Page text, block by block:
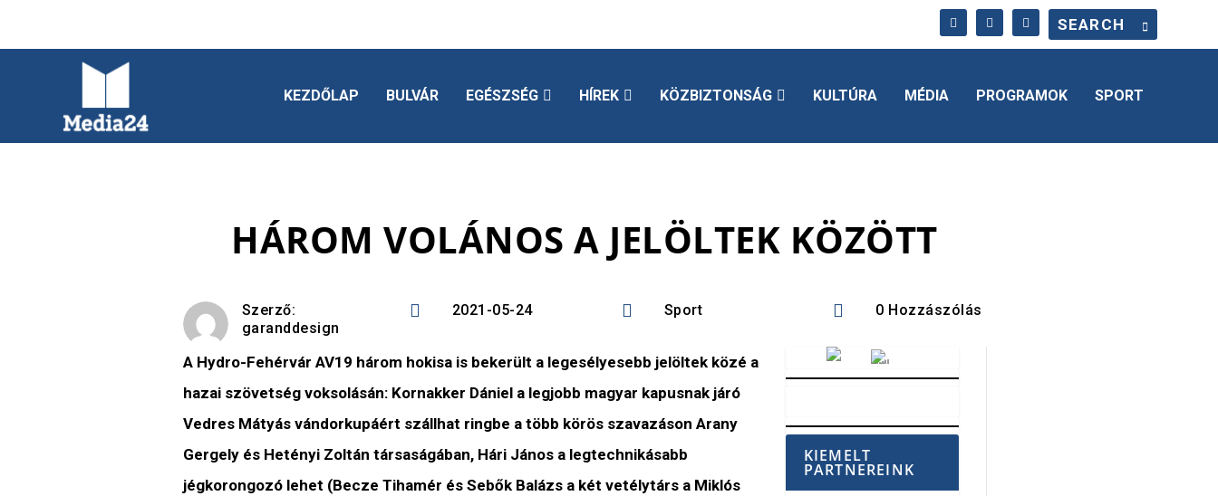
KEZDŐLAP BULVÁR EGÉSZSÉG HÍREK KÖZBIZTONSÁG KULTÚRA MÉDIA PROGRAMOK SPORT
HÁROM VOLÁNOS A JELÖLTEK KÖZÖTT
Szerző:
garanddesign
 2021-05-24  Sport  0 Hozzászólás
A Hydro-Fehérvár AV19 három hokisa is bekerült a legesélyesebb jelöltek közé a
hazai szövetség voksolásán: Kornakker Dániel a legjobb magyar kapusnak járó
Vedres Mátyás vándorkupáért szállhat ringbe a több körös szavazáson Arany
Gergely és Hetényi Zoltán társaságában, Hári János a legtechnikásabb
jégkorongozó lehet (Becze Tihamér és Sebők Balázs a két vetélytárs a Miklós
KIEMELT
PARTNEREINK